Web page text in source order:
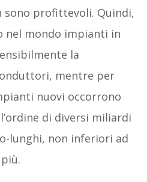
profittevoli. Quindi,
nel mondo impianti in
la
mentre per
nuovi occorrono
di diversi miliardi
lunghi, non inferiori ad